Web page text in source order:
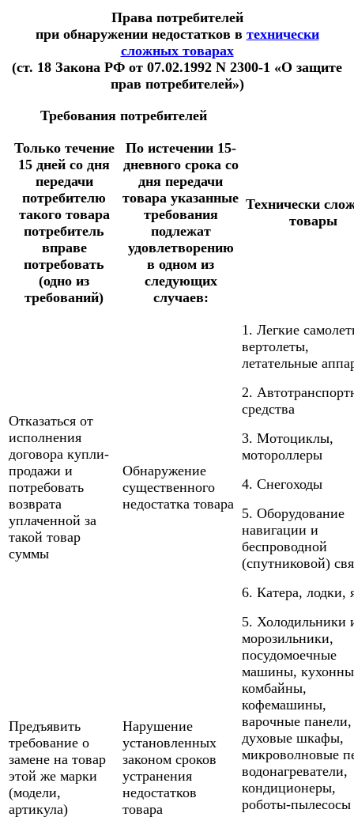
Права потребителей
при обнаружении недостатков в технически
сложных товарах
(ст. 18 Закона РФ от 07.02.1992 N 2300-1 «О защите
прав потребителей»)
Требования потребителей
Технически
товары
Только течение
15 дней со дня
передачи
потребителю
такого товара
потребитель
вправе
потребовать
(одно из
требований)
По истечении 15-
дневного срока со
дня передачи
товара указанные
требования
подлежат
удовлетворению
в одном из
следующих
случаев:
Отказаться от
исполнения
договора купли-
продажи и
потребовать
возврата
уплаченной за
такой товар
суммы
Обнаружение
существенного
недостатка товара
1. Легкие
вертолеты,
летательные
2.
средства
3. Мотоциклы,
мотороллеры
4. Снегоходы
5. Оборудование
навигации и
беспроводной
(спутниковой)
6. Катера, лодки,
5. Холодильники
морозильники,
посудомоечные
машины,
комбайны,
кофемашины,
варочные панели,
духовые шкафы,
микроволновые
водонагреватели,
кондиционеры,
роботы-пылесосы
Предъявить
требование о
замене на товар
этой же марки
(модели,
артикула)
Нарушение
установленных
законом сроков
устранения
недостатков
товара